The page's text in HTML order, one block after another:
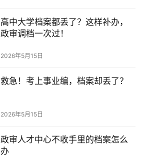
高中大学档案都丢了？这样补办，
政审调档一次过！
2026年5月15日
救急！考上事业编，档案却丢了？
2026年5月15日
政审人才中心不收手里的档案怎么
办